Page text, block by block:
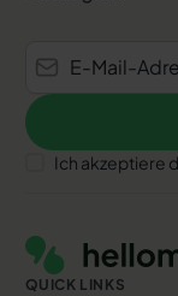
Anmelden
Ich akzeptiere
QUICK LINKS